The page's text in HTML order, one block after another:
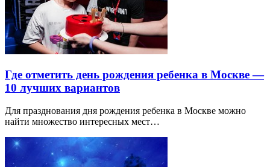
Где отметить день рождения ребенка в Москве —
10 лучших вариантов
Для празднования дня рождения ребенка в Москве можно
найти множество интересных мест…